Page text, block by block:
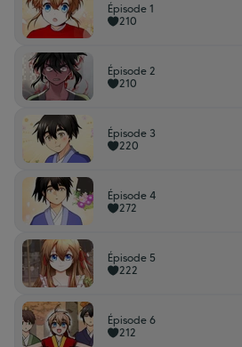
Épisode 1
210
Épisode 2
210
Épisode 3
220
Épisode 4
272
Épisode 5
222
Épisode 6
212